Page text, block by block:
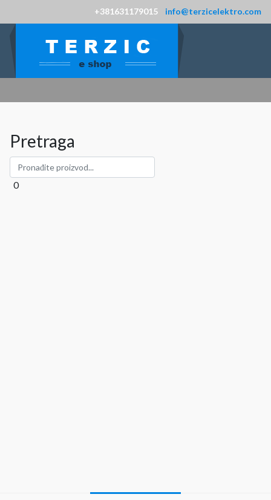
+381631179015 info@terzicelektro.com
Pretraga
0